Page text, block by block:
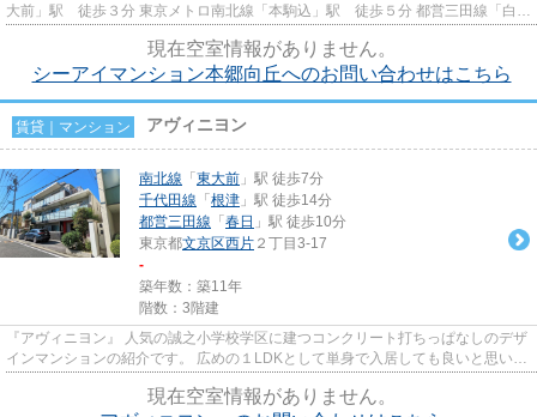
大前」駅 徒歩３分 東京メトロ南北線「本駒込」駅 徒歩５分 都営三田線「白
現在空室情報がありません。
シーアイマンション本郷向丘へのお問い合わせはこちら
賃貸｜マンション アヴィニヨン
南北線 「 東大前 」駅 徒歩7分
千代田線 「 根津 」駅 徒歩14分
都営三田線 「 春日 」駅 徒歩10分
東京都文京区西片 ２丁目3-17
-
築年数：築11年
階数：3階建
『アヴィニヨン』 人気の誠之小学校学区に建つコンクリート打ちっぱなしのデザ
インマンションの紹介です。 広めの１LDKとして単身で入居しても良いと思いま
現在空室情報がありません。